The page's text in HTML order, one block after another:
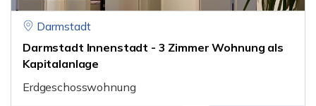
Darmstadt
Darmstadt Innenstadt - 3 Zimmer Wohnung als
Kapitalanlage
Erdgeschosswohnung